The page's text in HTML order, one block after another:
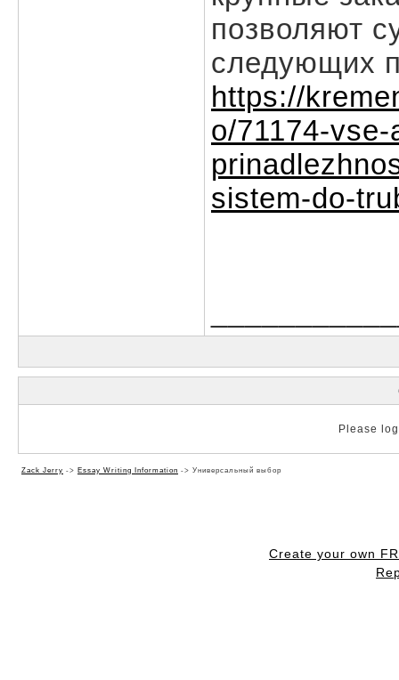
позволяют
следующих
https://
o/71174-
sistem-do-
Please
Zack Jerry -> Essay Writing Information -> Универсальный выбор
Create your own